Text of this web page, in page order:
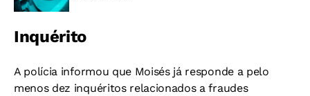
Inquérito
A polícia informou que Moisés já responde a pelo
menos dez inquéritos relacionados a fraudes